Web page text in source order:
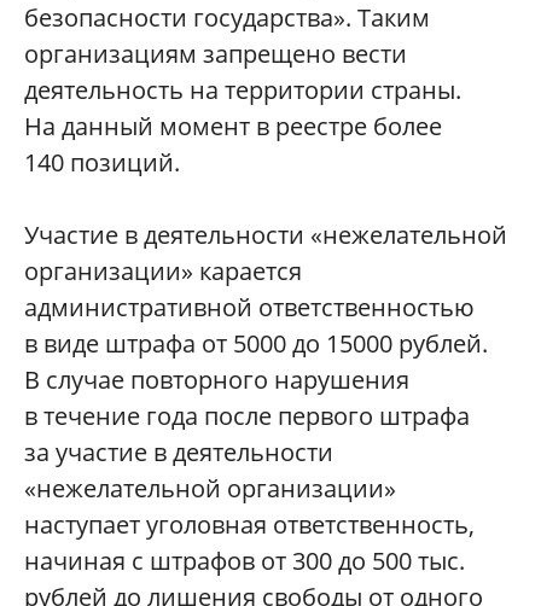
безопасности государства». Таким
организациям запрещено вести
деятельность на территории страны.
На данный момент в реестре более
140 позиций.
Участие в деятельности «нежелательной
организации» карается
административной ответственностью
в виде штрафа от 5000 до 15000 рублей.
В случае повторного нарушения
в течение года после первого штрафа
за участие в деятельности
«нежелательной организации»
наступает уголовная ответственность,
начиная с штрафов от 300 до 500 тыс.
рублей до лишения свободы от одного